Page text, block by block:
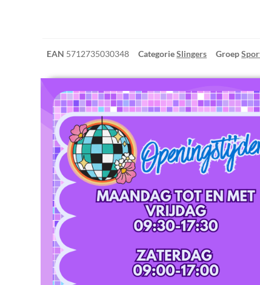
EAN 5712735030348 CategorieSlingers Groep